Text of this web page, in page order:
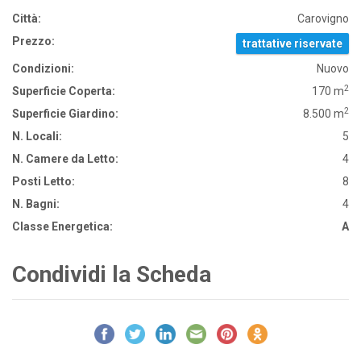
Città:
Carovigno
Prezzo:
trattative riservate
Condizioni:
Nuovo
Superficie Coperta:
170 m2
Superficie Giardino: 8.500 m2
N. Locali:
5
N. Camere da Letto:
4
Posti Letto:
8
N. Bagni:
4
Classe Energetica:
A
Condividi la Scheda